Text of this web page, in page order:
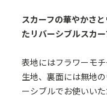
スカーフの華やかさ
たリバーシブルスカー
表地にはフラワーモ
生地、裏面には無地
ーシブルでお使いい